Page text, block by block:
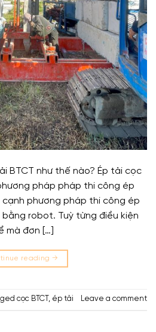
BTCT như thế nào? Ép tải cọc
pháp pháp thi công ép
cạnh phương pháp thi công ép
robot. Tuỳ từng điều kiện
mà đơn […]
reading →
cọc BTCT , ép tải Leave a comment